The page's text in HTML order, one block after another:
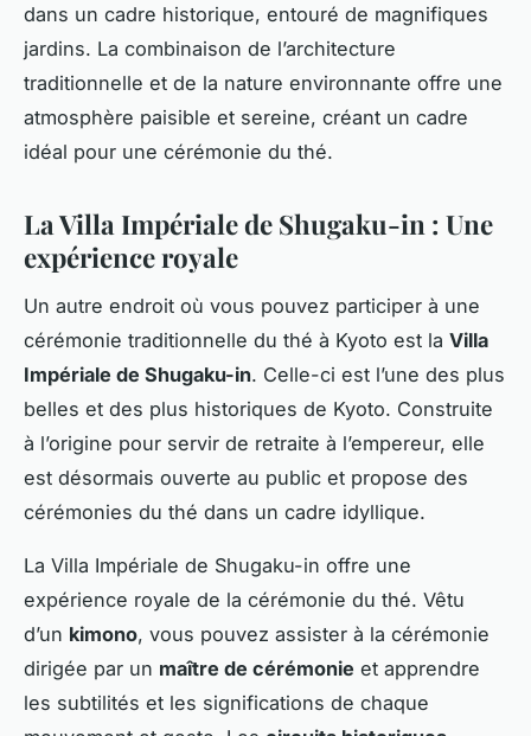
dans un cadre historique, entouré de magnifiques
jardins. La combinaison de l’architecture
traditionnelle et de la nature environnante offre une
atmosphère paisible et sereine, créant un cadre
idéal pour une cérémonie du thé.
La Villa Impériale de Shugaku-in : Une
expérience royale
Un autre endroit où vous pouvez participer à une
cérémonie traditionnelle du thé à Kyoto est la Villa
Impériale de Shugaku-in. Celle-ci est l’une des plus
belles et des plus historiques de Kyoto. Construite
à l’origine pour servir de retraite à l’empereur, elle
est désormais ouverte au public et propose des
cérémonies du thé dans un cadre idyllique.
La Villa Impériale de Shugaku-in offre une
expérience royale de la cérémonie du thé. Vêtu
d’un kimono, vous pouvez assister à la cérémonie
dirigée par un maître de cérémonie et apprendre
les subtilités et les significations de chaque